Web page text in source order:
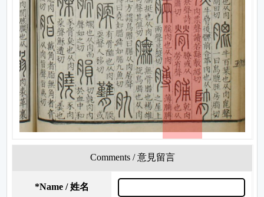
Comments / 意見留言
*Name / 姓名